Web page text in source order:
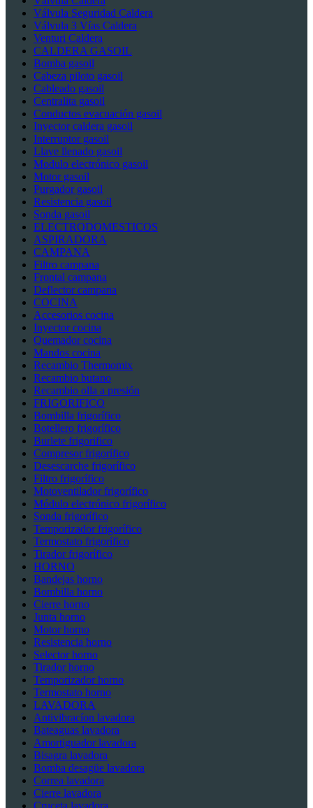
Válvula Seguridad Caldera
Válvula 3 Vías Caldera
Venturi Caldera
CALDERA GASOIL
Bomba gasoil
Cabeza piloto gasoil
Cableado gasoil
Centralita gasoil
Conductos evacuación gasoil
Inyector caldera gasoil
Interruptor gasoil
Llave llenado gasoil
Modulo electrónico gasoil
Motor gasoil
Purgador gasoil
Resistencia gasoil
Sonda gasoil
ELECTRODOMESTICOS
ASPIRADORA
CAMPANA
Filtro campana
Frontal campana
Deflector campana
COCINA
Accesorios cocina
Inyector cocina
Quemador cocina
Mandos cocina
Recambio Thermomix
Recambio butano
Recambio olla a presión
FRIGORIFICO
Bombilla frigorífico
Botellero frigorífico
Burlete frigorifico
Compresor frigorífico
Desescarche frigorífico
Filtro frigorífico
Motoventilador frigorífico
Módulo electrónico frigorífico
Sonda frigorífico
Temporizador frigorífico
Termostato frigorífico
Tirador frigorífico
HORNO
Bandejas horno
Bombilla horno
Cierre horno
Junta horno
Motor horno
Resistencia horno
Selector horno
Tirador horno
Temporizador horno
Termostato horno
LAVADORA
Antivibracíon lavadora
Bateaguas lavadora
Amortiguador lavadora
Bisagra lavadora
Bomba desagüe lavadora
Correa lavadora
Cierre lavadora